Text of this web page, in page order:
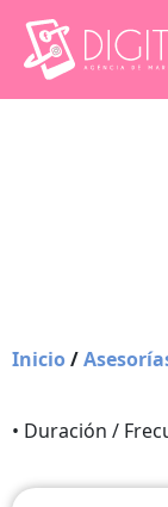
Inicio/
• Duración /